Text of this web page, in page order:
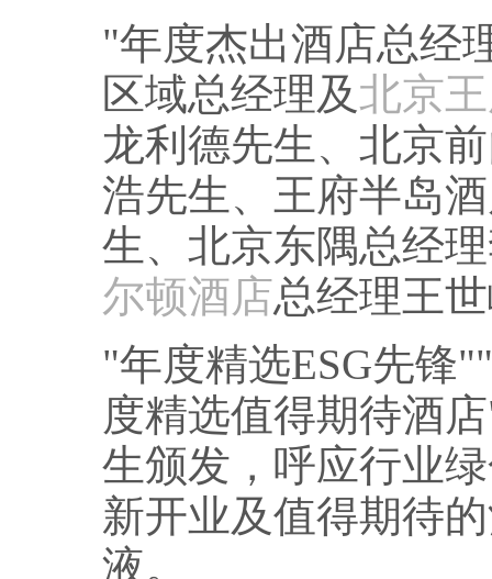
"年度杰出酒店总经
区域总经理及北京
龙利德先生、北京
浩先生、王府半岛
生、北京东隅总经
尔顿酒店总经理王
"年度精选ESG先锋
度精选值得期待酒
生颁发，呼应行业
新开业及值得期待
液。